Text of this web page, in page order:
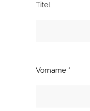
Titel
Vorname *